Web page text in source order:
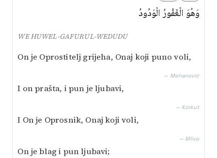
وَهُوَ الْغَفُورُ الْوَدُودُ
WE HUWEL-GAFURUL-WEDUDU
On je Oprostitelj grijeha, Onaj koji puno voli,
— Mehanović
I on prašta, i pun je ljubavi,
— Korkut
I On je Oprosnik, Onaj koji voli,
— Mlivo
On je blag i pun ljubavi;